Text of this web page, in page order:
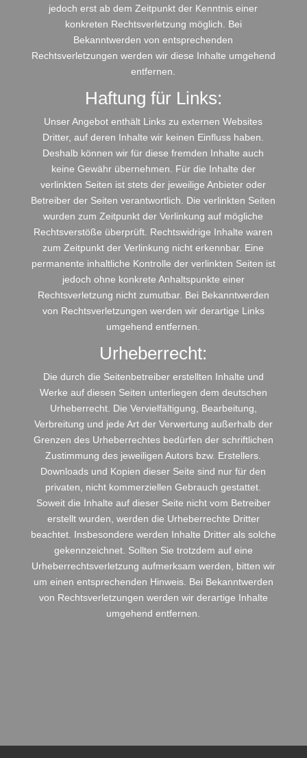
jedoch erst ab dem Zeitpunkt der Kenntnis einer
konkreten Rechtsverletzung möglich. Bei
Bekanntwerden von entsprechenden
Rechtsverletzungen werden wir diese Inhalte umgehend
entfernen.
Haftung für Links:
Unser Angebot enthält Links zu externen Websites
Dritter, auf deren Inhalte wir keinen Einfluss haben.
Deshalb können wir für diese fremden Inhalte auch
keine Gewähr übernehmen. Für die Inhalte der
verlinkten Seiten ist stets der jeweilige Anbieter oder
Betreiber der Seiten verantwortlich. Die verlinkten Seiten
wurden zum Zeitpunkt der Verlinkung auf mögliche
Rechtsverstöße überprüft. Rechtswidrige Inhalte waren
zum Zeitpunkt der Verlinkung nicht erkennbar. Eine
permanente inhaltliche Kontrolle der verlinkten Seiten ist
jedoch ohne konkrete Anhaltspunkte einer
Rechtsverletzung nicht zumutbar. Bei Bekanntwerden
von Rechtsverletzungen werden wir derartige Links
umgehend entfernen.
Urheberrecht:
Die durch die Seitenbetreiber erstellten Inhalte und
Werke auf diesen Seiten unterliegen dem deutschen
Urheberrecht. Die Vervielfältigung, Bearbeitung,
Verbreitung und jede Art der Verwertung außerhalb der
Grenzen des Urheberrechtes bedürfen der schriftlichen
Zustimmung des jeweiligen Autors bzw. Erstellers.
Downloads und Kopien dieser Seite sind nur für den
privaten, nicht kommerziellen Gebrauch gestattet.
Soweit die Inhalte auf dieser Seite nicht vom Betreiber
erstellt wurden, werden die Urheberrechte Dritter
beachtet. Insbesondere werden Inhalte Dritter als solche
gekennzeichnet. Sollten Sie trotzdem auf eine
Urheberrechtsverletzung aufmerksam werden, bitten wir
um einen entsprechenden Hinweis. Bei Bekanntwerden
von Rechtsverletzungen werden wir derartige Inhalte
umgehend entfernen.